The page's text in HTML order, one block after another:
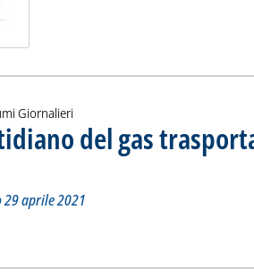
Giornalieri
del gas
Preconsuntivo del giorno 29 aprile 2021
venerdì 30 aprile 2021 alle 14.14.
29 aprile 2021
quotidiano del gas
alla notizia